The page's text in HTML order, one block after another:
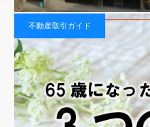
不動産取引ガイド